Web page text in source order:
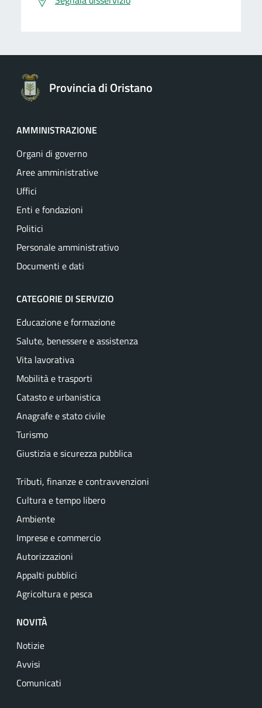
Provincia di Oristano
AMMINISTRAZIONE
Organi di governo
Aree amministrative
Uffici
Enti e fondazioni
Politici
Personale amministrativo
Documenti e dati
CATEGORIE DI SERVIZIO
Educazione e formazione
Salute, benessere e assistenza
Vita lavorativa
Mobilità e trasporti
Catasto e urbanistica
Anagrafe e stato civile
Turismo
Giustizia e sicurezza pubblica
Tributi, finanze e contravvenzioni
Cultura e tempo libero
Ambiente
Imprese e commercio
Autorizzazioni
Appalti pubblici
Agricoltura e pesca
NOVITÀ
Notizie
Avvisi
Comunicati